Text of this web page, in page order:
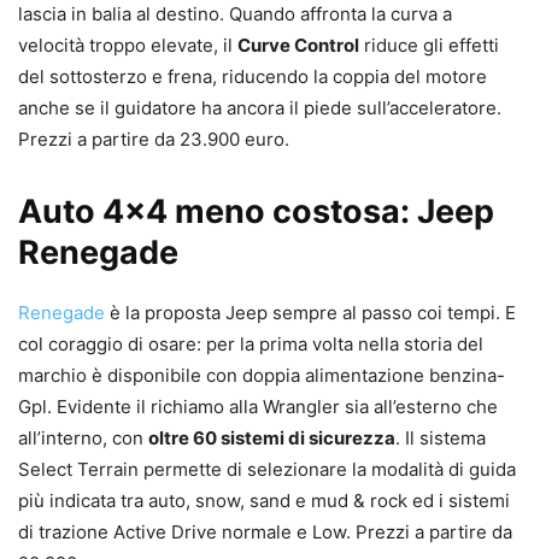
lascia in balia al destino. Quando affronta la curva a
velocità troppo elevate, il Curve Control riduce gli effetti
del sottosterzo e frena, riducendo la coppia del motore
anche se il guidatore ha ancora il piede sull’acceleratore.
Prezzi a partire da 23.900 euro.
Auto 4×4 meno costosa: Jeep
Renegade
Renegade è la proposta Jeep sempre al passo coi tempi. E
col coraggio di osare: per la prima volta nella storia del
marchio è disponibile con doppia alimentazione benzina-
Gpl. Evidente il richiamo alla Wrangler sia all’esterno che
all’interno, con oltre 60 sistemi di sicurezza. Il sistema
Select Terrain permette di selezionare la modalità di guida
più indicata tra auto, snow, sand e mud & rock ed i sistemi
di trazione Active Drive normale e Low. Prezzi a partire da